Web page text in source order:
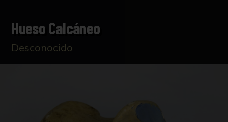
Hueso Calcáneo
Desconocido